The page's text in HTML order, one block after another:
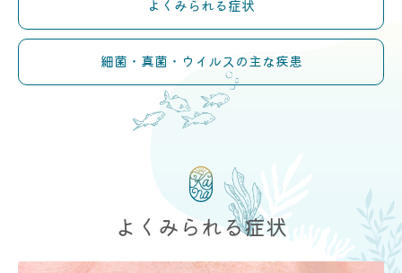
よくみられる症状
細菌・真菌・ウイルスの主な疾患
よくみられる症状